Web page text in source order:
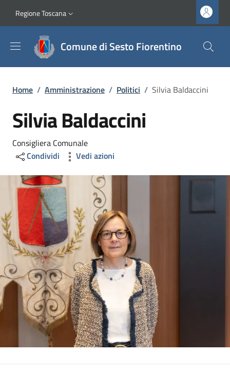
Slim top
Regione Toscana
Comune di Sesto Fiorentino
Briciole di pane
Home / Amministrazione / Politici / Silvia Baldaccini
Silvia Baldaccini
Consigliera Comunale
Condividi
Vedi azioni